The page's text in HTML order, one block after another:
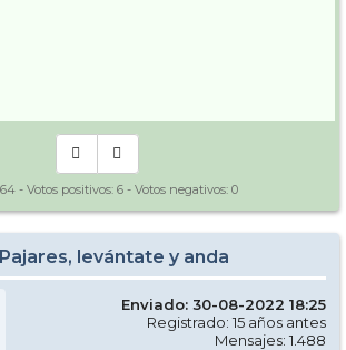
64 - Votos positivos: 6 - Votos negativos: 0
levántate y anda
Enviado: 30-08-2022 18:25
Registrado: 15 años antes
Mensajes: 1.488